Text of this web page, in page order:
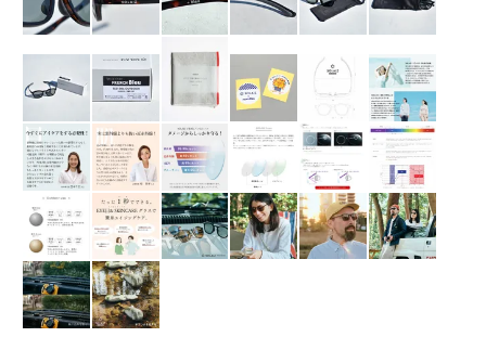
マイページ
送料について
お支払いについて
店舗情報
プライバシーポリシー
特定商取引法の表記